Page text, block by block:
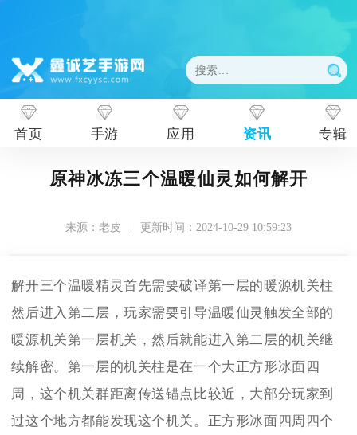
首页 手游 应用 资讯 专辑
原神冰冻三个温暖仙灵如何解开
来源：老皮 | 更新时间：2024-10-29 10:59:23
解开三个温暖精灵首先需要破译第一层的暖源机关柱
然后进入第二层，玩家需要引导温暖仙灵触发全部的
暖源机关第一层机关，然后就能进入第二层的机关继
续解密。第一层的机关柱是在一个大正方形冰面四
周，这个机关群距离传送锚点比较近，大部分玩家到
过这个地方都能发现这个机关。正方形冰面四周四个